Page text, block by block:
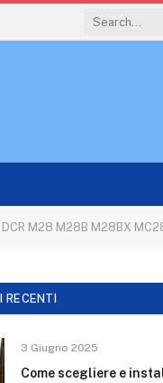
MC28V M28 B M28 BX
RECENTI
3 Giugno 2025
Come scegliere e